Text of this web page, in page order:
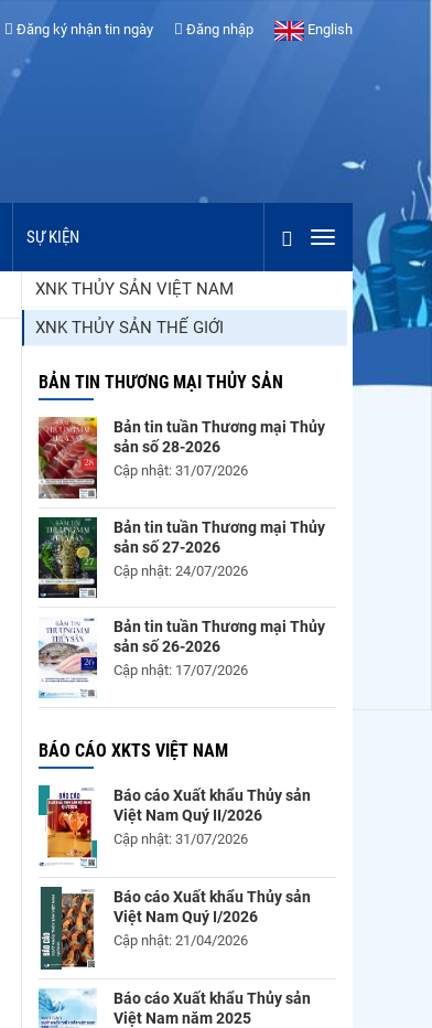
Đăng ký nhận tin ngày Đăng nhập English
SỰ KIỆN
XNK THỦY SẢN VIỆT NAM
XNK THỦY SẢN THẾ GIỚI
BẢN TIN THƯƠNG MẠI THỦY SẢN
Bản tin tuần Thương mại Thủy
sản số 28-2026
Cập nhật: 31/07/2026
Bản tin tuần Thương mại Thủy
sản số 27-2026
Cập nhật: 24/07/2026
Bản tin tuần Thương mại Thủy
sản số 26-2026
Cập nhật: 17/07/2026
BÁO CÁO XKTS VIỆT NAM
Báo cáo Xuất khẩu Thủy sản
Việt Nam Quý II/2026
Cập nhật: 31/07/2026
Báo cáo Xuất khẩu Thủy sản
Việt Nam Quý I/2026
Cập nhật: 21/04/2026
Báo cáo Xuất khẩu Thủy sản
Việt Nam năm 2025